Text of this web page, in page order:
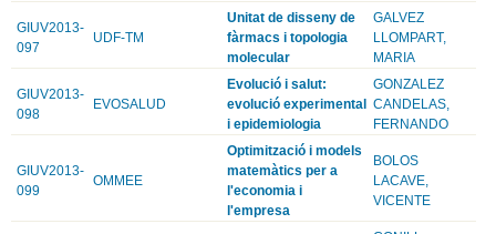
GIUV2013-
097
UDF-TM
Unitat de disseny de
fàrmacs i topologia
molecular
GALVEZ
LLOMPART,
MARIA
GIUV2013-
098
EVOSALUD
Evolució i salut:
evolució experimental
i epidemiologia
GONZALEZ
CANDELAS,
FERNANDO
GIUV2013-
099
OMMEE
Optimització i models
matemàtics per a
l'economia i
l'empresa
BOLOS
LACAVE,
VICENTE